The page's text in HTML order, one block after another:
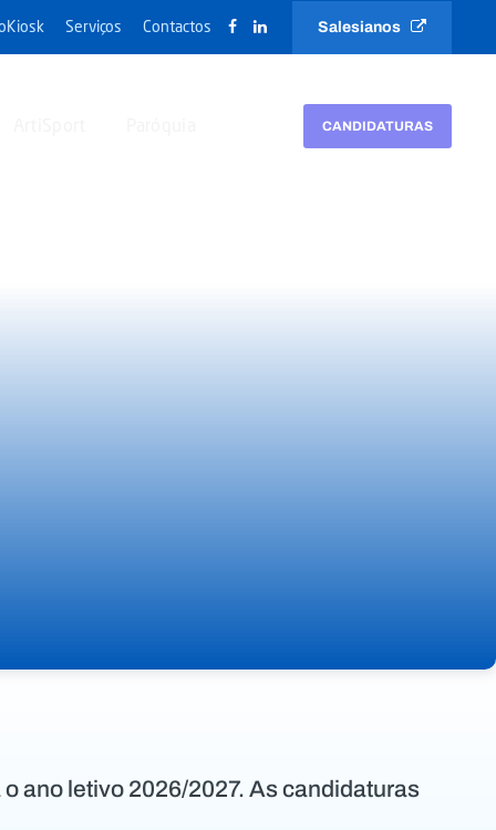
Serviços Contactos Salesianos
CANDIDATURAS
ano letivo 2026/2027. As candidaturas